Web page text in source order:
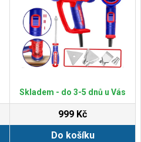
Skladem - do 3-5 dnů u Vás
999 Kč
Do košíku